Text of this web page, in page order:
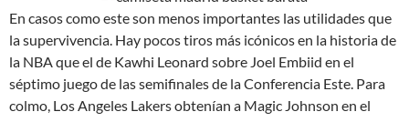
En casos como este son menos importantes las utilidades que
la supervivencia. Hay pocos tiros más icónicos en la historia de
la NBA que el de Kawhi Leonard sobre Joel Embiid en el
séptimo juego de las semifinales de la Conferencia Este. Para
colmo, Los Angeles Lakers obtenían a Magic Johnson en el